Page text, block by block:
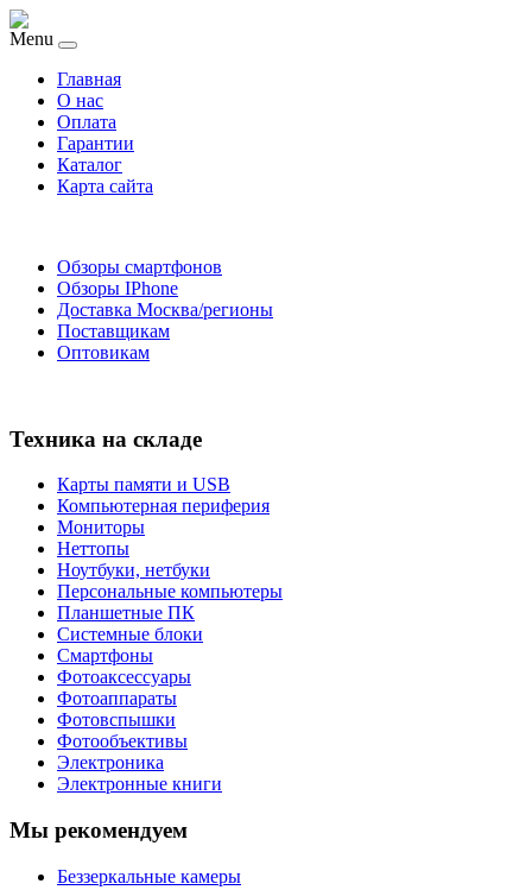
Menu
Главная
O нас
Оплата
Гарантии
Каталог
Карта сайта
Обзоры смартфонов
Обзоры IPhone
Доставка Москва/регионы
Поставщикам
Оптовикам
Техника на складе
Карты памяти и USB
Компьютерная периферия
Мониторы
Неттопы
Ноутбуки, нетбуки
Персональные компьютеры
Планшетные ПК
Системные блоки
Смартфоны
Фотоаксессуары
Фотоаппараты
Фотовспышки
Фотообъективы
Электроника
Электронные книги
Мы рекомендуем
Беззеркальные камеры